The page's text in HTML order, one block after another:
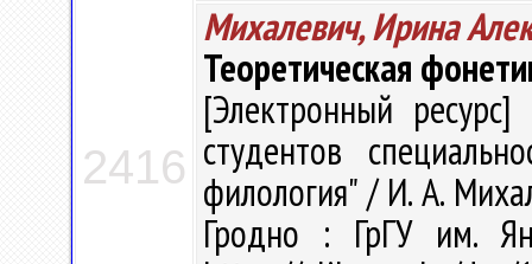
2416
Михалевич, Ирина
Теоретическая
[Электронный
студентов
филология" / И. А.
Гродно : ГрГУ им.